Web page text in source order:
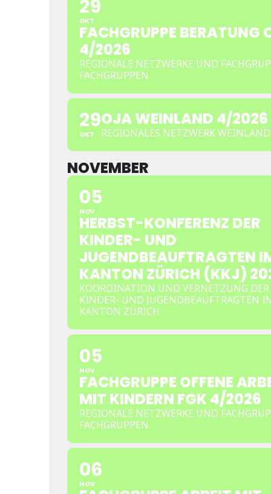
29
OKT
FACHGRUPPE BERATUNG
4/2026
REGIONALE NETZWERKE UND
FACHGRUPPEN
29
OKT
OJA WEINLAND 4/2026
REGIONALES NETZWERK WEINLAND
NOVEMBER
05
NOV
HERBST-KONFERENZ DER
KINDER- UND
JUGENDBEAUFTRAGTEN
KANTON ZÜRICH (KKJ)
KOORDINATION UND VERNETZUNG DER
KINDER- UND JUGENDBEAUFTRAGTEN
KANTON ZÜRICH
05
NOV
FACHGRUPPE OFFENE
MIT KINDERN FGK 4/2026
REGIONALE NETZWERKE UND
FACHGRUPPEN
06
NOV